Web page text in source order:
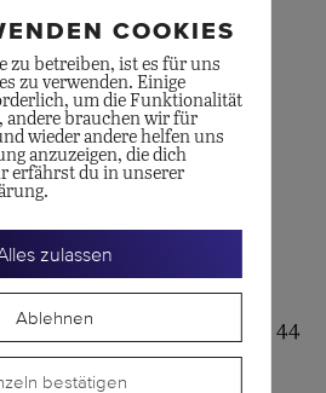
44
BREITLING
Super Chronomat B01 44
COOKIES
zu betreiben, ist es für uns
zu verwenden. Einige
um die Funktionalität
andere brauchen wir für
wieder andere helfen uns
anzuzeigen, die dich
erfährst du in unserer
zulassen
Ablehnen
bestätigen